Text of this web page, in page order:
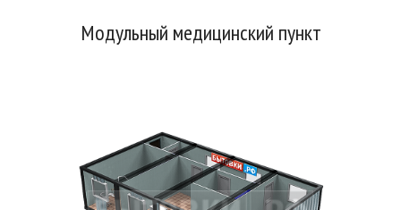
Модульный медицинский пункт